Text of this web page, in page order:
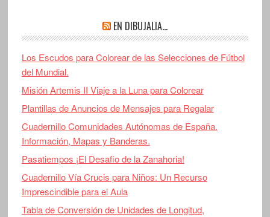
EN DIBUJALIA…
Los Escudos para Colorear de las Selecciones de Fútbol
del Mundial.
Misión Artemis II Viaje a la Luna para Colorear
Plantillas de Anuncios de Mensajes para Regalar
Cuadernillo Comunidades Autónomas de España.
Información, Mapas y Banderas.
Pasatiempos ¡El Desafio de la Zanahoria!
Cuadernillo Vía Crucis para Niños: Un Recurso
Imprescindible para el Aula
Tabla de Conversión de Unidades de Longitud,